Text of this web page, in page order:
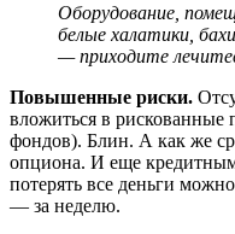
Оборудование,
белые халатики,
— приходите
Повышенные риски.
вложиться в
фондов). Блин. А как же
опциона. И еще
потерять все деньги
— за неделю.